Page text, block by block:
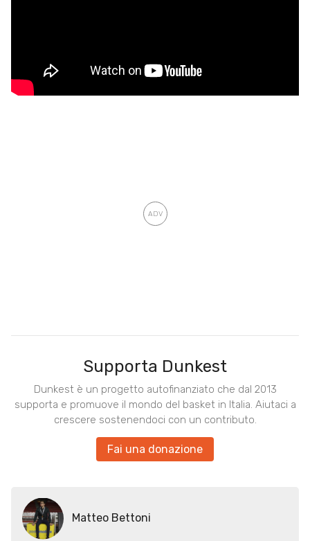
Supporta Dunkest
Dunkest è un progetto autofinanziato che dal 2013
supporta e promuove il mondo del basket in Italia. Aiutaci a
crescere sostenendoci con un contributo.
Fai una donazione
Matteo Bettoni